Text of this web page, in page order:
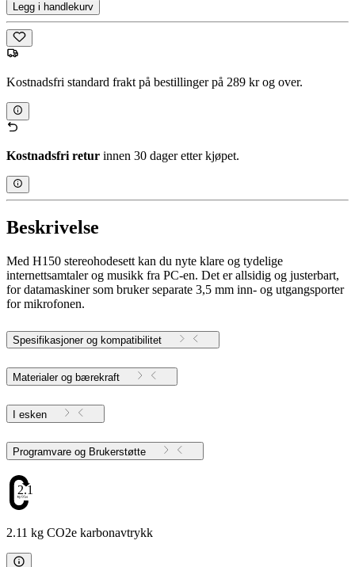
Legg i handlekurv
Kostnadsfri standard frakt på bestillinger på 289 kr og over.
Kostnadsfri retur innen 30 dager etter kjøpet.
Beskrivelse
Med H150 stereohodesett kan du nyte klare og tydelige
internettsamtaler og musikk fra PC-en. Det er allsidig og justerbart,
for datamaskiner som bruker separate 3,5 mm inn- og utgangsporter
for mikrofonen.
Spesifikasjoner og kompatibilitet
Materialer og bærekraft
I esken
Programvare og Brukerstøtte
2.11
2.11 kg CO2e karbonavtrykk